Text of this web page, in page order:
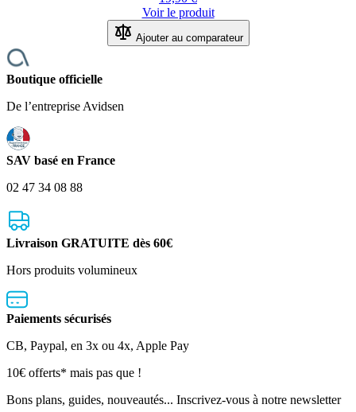
Voir le produit
Ajouter au comparateur
Boutique officielle
De l’entreprise Avidsen
SAV basé en France
02 47 34 08 88
Livraison GRATUITE dès 60€
Hors produits volumineux
Paiements sécurisés
CB, Paypal, en 3x ou 4x, Apple Pay
Lettre
d’information
10€ offerts* mais pas que !
Bons plans, guides, nouveautés... Inscrivez-vous à notre newsletter